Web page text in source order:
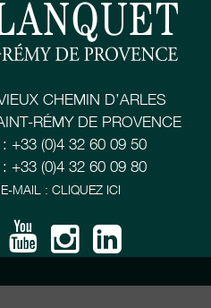
CHEMIN D’ARLES
RÉMY DE PROVENCE
+33 (0)4 32 60 09 50
: +33 (0)4 32 60 09 80
E-MAIL : CLIQUEZ ICI